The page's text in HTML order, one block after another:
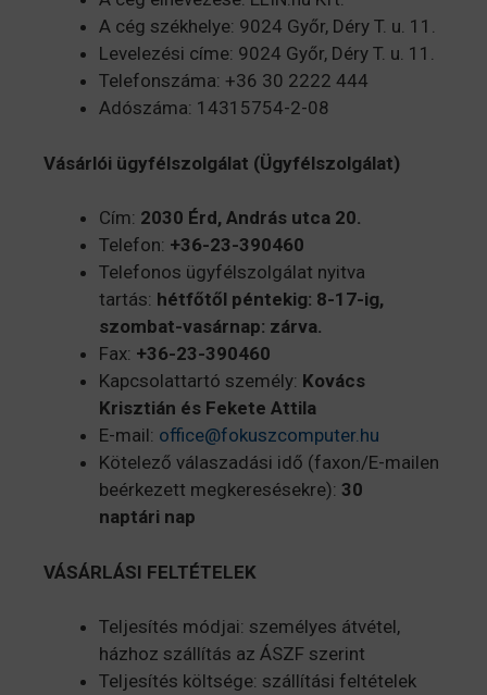
A cég székhelye: 9024 Győr, Déry T. u. 11.
Levelezési címe: 9024 Győr, Déry T. u. 11.
Telefonszáma: +36 30 2222 444
Adószáma: 14315754-2-08
Vásárlói ügyfélszolgálat (Ügyfélszolgálat)
Cím: 2030 Érd, András utca 20.
Telefon: +36-23-390460
Telefonos ügyfélszolgálat nyitva
tartás: hétfőtől péntekig: 8-17-ig,
szombat-vasárnap: zárva.
Fax: +36-23-390460
Kapcsolattartó személy: Kovács
Krisztián és Fekete Attila
E-mail: office@fokuszcomputer.hu
Kötelező válaszadási idő (faxon/E-mailen
beérkezett megkeresésekre): 30
naptári nap
VÁSÁRLÁSI FELTÉTELEK
Teljesítés módjai: személyes átvétel,
házhoz szállítás az ÁSZF szerint
Teljesítés költsége: szállítási feltételek